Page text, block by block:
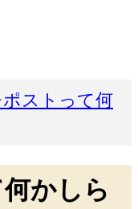
ストって何
かしら